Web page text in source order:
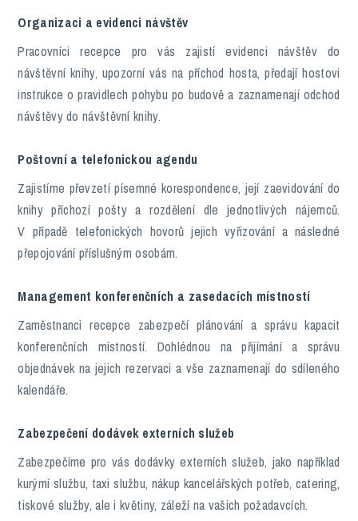
Organizaci a evidenci návštěv
Pracovníci recepce pro vás zajistí evidenci návštěv do
návštěvní knihy, upozorní vás na příchod hosta, předají hostovi
instrukce o pravidlech pohybu po budově a zaznamenají odchod
návštěvy do návštěvní knihy.
Poštovní a telefonickou agendu
Zajistíme převzetí písemné korespondence, její zaevidování do
knihy příchozí pošty a rozdělení dle jednotlivých nájemců.
V případě telefonických hovorů jejich vyřizování a následné
přepojování příslušným osobám.
Management konferenčních a zasedacích místností
Zaměstnanci recepce zabezpečí plánování a správu kapacit
konferenčních místností. Dohlédnou na přijímání a správu
objednávek na jejich rezervaci a vše zaznamenají do sdíleného
kalendáře.
Zabezpečení dodávek externích služeb
Zabezpečíme pro vás dodávky externích služeb, jako například
kurýrní službu, taxi službu, nákup kancelářských potřeb, catering,
tiskové služby, ale i květiny, záleží na vašich požadavcích.